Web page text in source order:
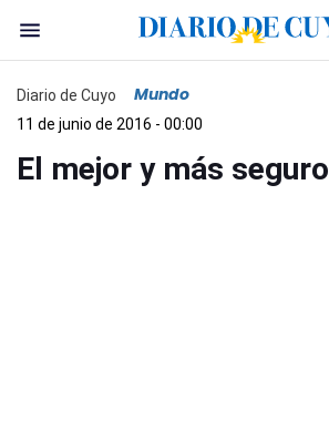
Diario de Cuyo Mundo
11 de junio de 2016 - 00:00
El mejor y más seguro